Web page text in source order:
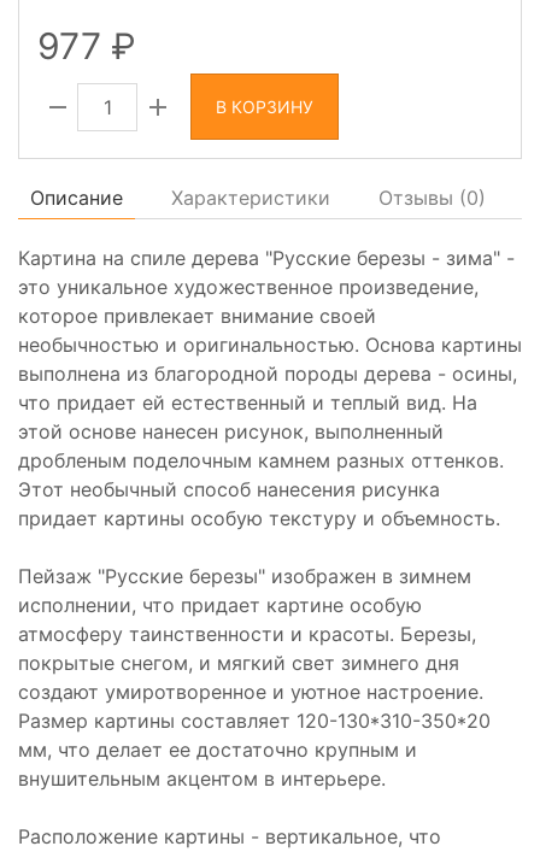
977
В КОРЗИНУ
Описание Характеристики Отзывы (0)
Картина на спиле дерева "Русские березы - зима" -
это уникальное художественное произведение,
которое привлекает внимание своей
необычностью и оригинальностью. Основа картины
выполнена из благородной породы дерева - осины,
что придает ей естественный и теплый вид. На
этой основе нанесен рисунок, выполненный
дробленым поделочным камнем разных оттенков.
Этот необычный способ нанесения рисунка
придает картины особую текстуру и объемность.
Пейзаж "Русские березы" изображен в зимнем
исполнении, что придает картине особую
атмосферу таинственности и красоты. Березы,
покрытые снегом, и мягкий свет зимнего дня
создают умиротворенное и уютное настроение.
Размер картины составляет 120-130*310-350*20
мм, что делает ее достаточно крупным и
внушительным акцентом в интерьере.
Расположение картины - вертикальное, что